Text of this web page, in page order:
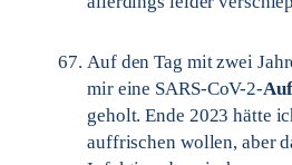
Auf den Tag mit zwei
mir eine SARS-CoV-2-
geholt. Ende 2023 hätte
auffrischen wollen, aber